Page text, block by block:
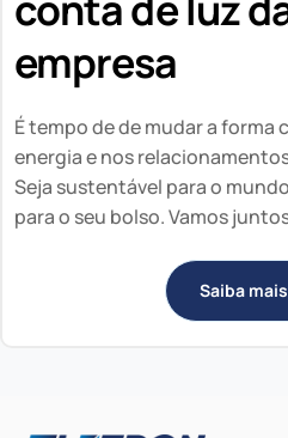
empresa
É tempo de de mudar a forma
energia e nos
Seja sustentável para o
para o seu bolso. Vamos
Saiba mais